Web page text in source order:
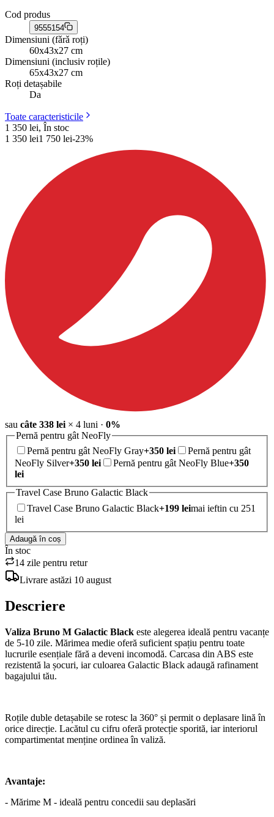
Cod produs
9555154
Dimensiuni (fǎrǎ roți)
60x43x27 cm
Dimensiuni (inclusiv roțile)
65x43x27 cm
Roți detașabile
Da
Toate caracteristicile
1 350 lei, În stoc
1 350 lei1 750 lei-23%
sau câte 338 lei × 4 luni · 0%
Pernă pentru gât NeoFly
Pernă pentru gât NeoFly Gray+350 lei
Pernă pentru gât
NeoFly Silver+350 lei Pernă pentru gât NeoFly Blue+350
lei
Travel Case Bruno Galactic Black
Travel Case Bruno Galactic Black+199 leimai ieftin cu 251
lei
Adaugă în coș
În stoc
14 zile pentru retur
Livrare astăzi 10 august
Descriere
Valiza Bruno M Galactic Black este alegerea ideală pentru vacanțe
de 5-10 zile. Mărimea medie oferă suficient spațiu pentru toate
lucrurile esențiale fără a deveni incomodă. Carcasa din ABS este
rezistentă la șocuri, iar culoarea Galactic Black adaugă rafinament
bagajului tău.
Roțile duble detașabile se rotesc la 360° și permit o deplasare lină în
orice direcție. Lacătul cu cifru oferă protecție sporită, iar interiorul
compartimentat menține ordinea în valiză.
Avantaje:
- Mărime M - ideală pentru concedii sau deplasări